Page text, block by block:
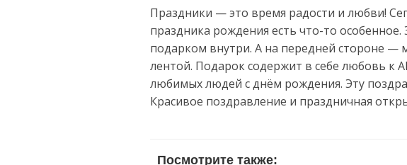
Праздники — это время радости и любви!
праздника рождения есть что-то
подарком внутри. А на передней стороне
лентой. Подарок содержит в себе любовь к
любимых людей с днём рождения. Эту
Красивое поздравление и праздничная
Посмотрите также: